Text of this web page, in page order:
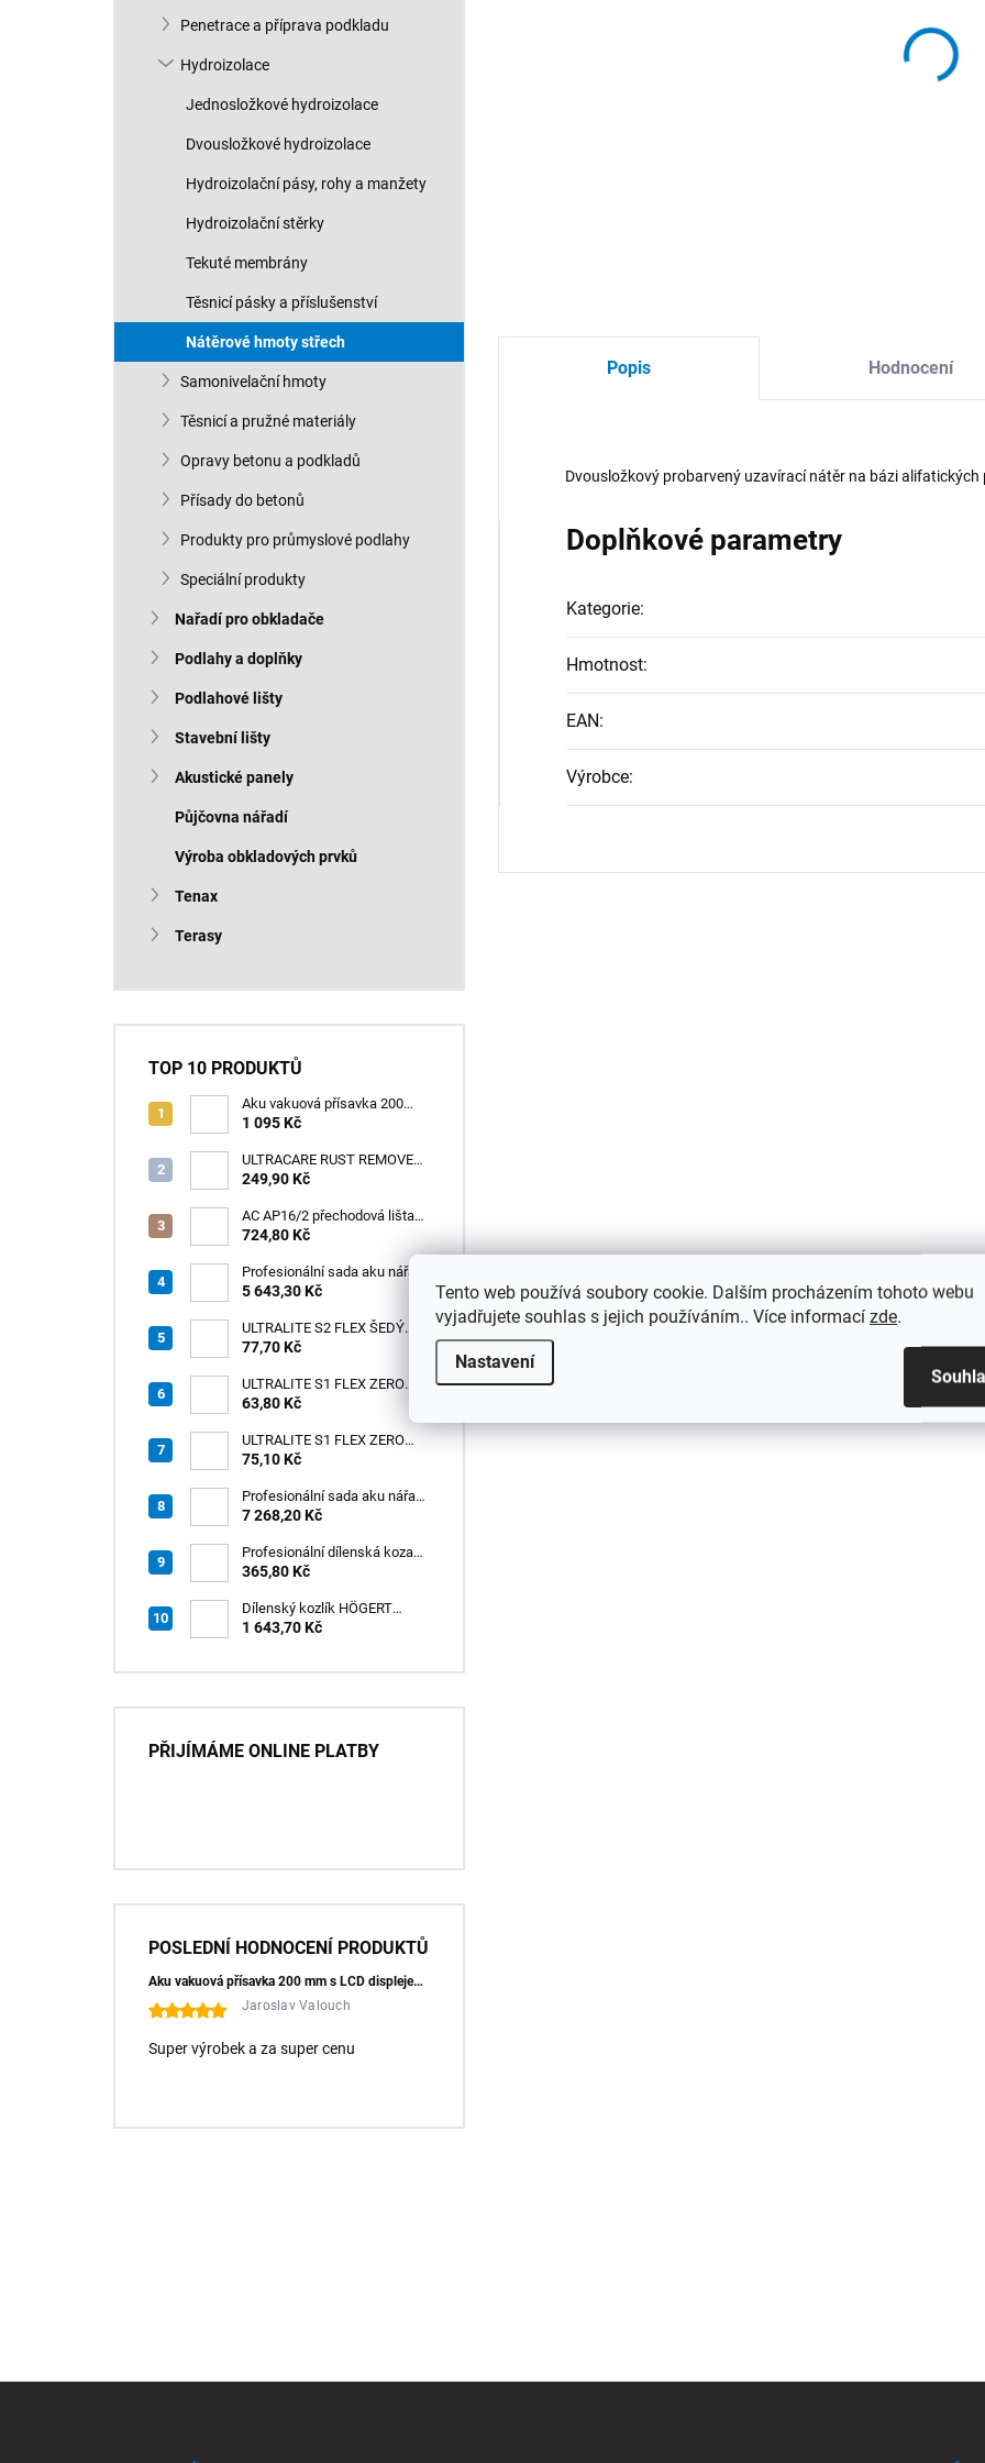
Tento web používá soubory cookie. Dalším procházením tohoto webu
vyjadřujete souhlas s jejich používáním.. Více informací zde.
Nastavení
Penetrace a příprava podkladu
Hydroizolace
Jednosložkové hydroizolace
Dvousložkové hydroizolace
Hydroizolační pásy, rohy a manžety
Hydroizolační stěrky
Tekuté membrány
Těsnicí pásky a příslušenství
Nátěrové hmoty střech
Samonivelační hmoty
Těsnicí a pružné materiály
Opravy betonu a podkladů
Přísady do betonů
Produkty pro průmyslové podlahy
Speciální produkty
Nařadí pro obkladače
Podlahy a doplňky
Podlahové lišty
Stavební lišty
Akustické panely
Půjčovna nářadí
Výroba obkladových prvků
Tenax
Terasy
TOP 10 PRODUKTŮ
Aku vakuová přísavka 200
mm s LCD displejem (150 kg)
1 095 Kč
ULTRACARE RUST REMOVER
0,125 l /1ks
249,90 Kč
AC AP16/2 přechodová lišta
pro kabely, hliník elox stříbro,
724,80 Kč
Profesionální sada aku nářadí
3v1 HÖGERT
5 643,30 Kč
ULTRALITE S2 FLEX ŠEDÝ
/15kg
77,70 Kč
ULTRALITE S1 FLEX ZERO
ŠEDÝ /15kg
63,80 Kč
ULTRALITE S1 FLEX ZERO
BÍLÝ NOVINKA/15kg
75,10 Kč
Profesionální sada aku nářadí
3v1 20V HÖGERT
7 268,20 Kč
Profesionální dílenská koza
HÖGERT HT7G550
365,80 Kč
Dílenský kozlík HÖGERT
HT7G551
1 643,70 Kč
PŘIJÍMÁME ONLINE PLATBY
POSLEDNÍ HODNOCENÍ PRODUKTŮ
Aku vakuová přísavka 200 mm s LCD displejem (150 kg) - HÖGERT HT3B355
Jaroslav Valouch
Super výrobek a za super cenu
Popis Hodnocení
Dvousložkový probarvený uzavírací nátěr na bázi
Doplňkové parametry
Kategorie:
Hmotnost:
EAN:
Výrobce: